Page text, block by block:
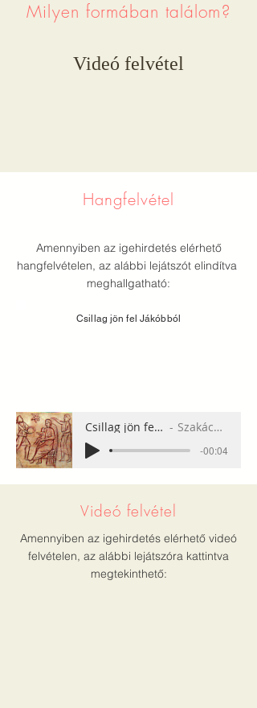
Milyen formában találom?
Videó felvétel
Hangfelvétel
Amennyiben az igehirdetés elérhető
hangfelvételen, az alábbi lejátszót elindítva
meghallgatható:
Csillag jön fel Jákóbból
Csillag jön fel Jákóbból Szakács Sándor
-00:04
Videó felvétel
Amennyiben az igehirdetés elérhető videó
felvételen, az alábbi lejátszóra kattintva
megtekinthető: